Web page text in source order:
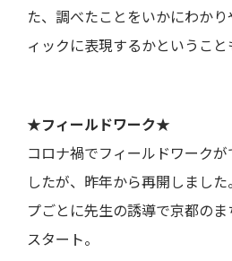
た、調べたことをいかにわか
ィックに表現するかということ
★フィールドワーク★
コロナ禍でフィールドワーク
したが、昨年から再開しまし
プごとに先生の誘導で京都の
スタート。